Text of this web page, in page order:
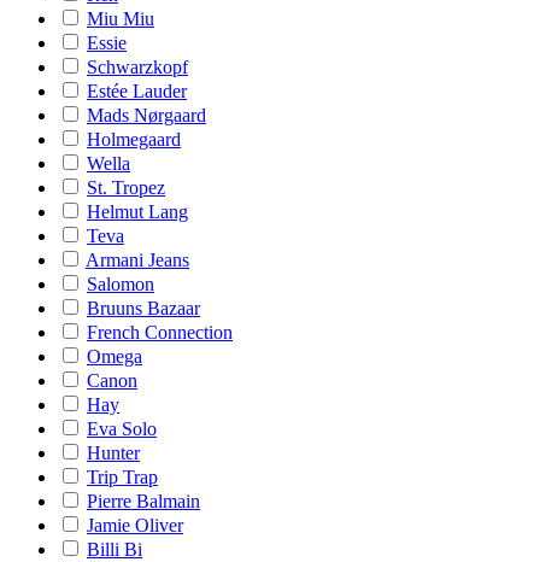
Miu Miu
Essie
Schwarzkopf
Estée Lauder
Mads Nørgaard
Holmegaard
Wella
St. Tropez
Helmut Lang
Teva
Armani Jeans
Salomon
Bruuns Bazaar
French Connection
Omega
Canon
Hay
Eva Solo
Hunter
Trip Trap
Pierre Balmain
Jamie Oliver
Billi Bi